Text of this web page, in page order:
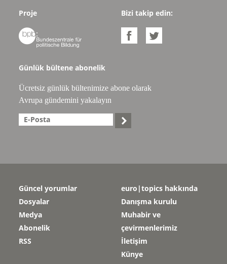
Proje

Bizi takip edin:
 
Günlük bültene abonelik
Ücretsiz günlük bültenimize abone olarak
Avrupa gündemini yakalayın

Güncel yorumlar
Dosyalar
Medya
Abonelik
RSS
euro|topics hakkında
Danışma kurulu
Muhabir ve
çevirmenlerimiz
İletişim
Künye